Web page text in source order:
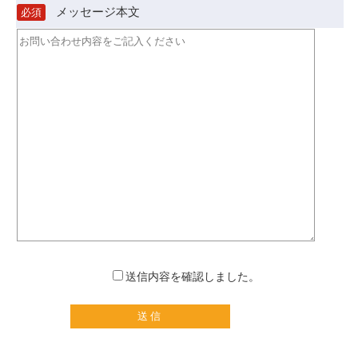
必須 メッセージ本文
送信内容を確認しました。